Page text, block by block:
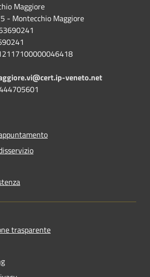
Maggiore
- Montecchio Maggiore
veneto.net
trasparente